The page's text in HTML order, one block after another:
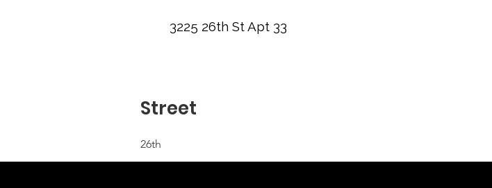
3225 26th St Apt 33
Street
26th